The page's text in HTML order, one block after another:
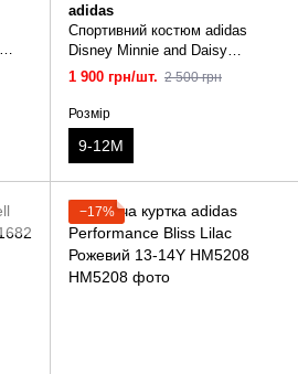
adidas
Спортивний костюм adidas
Disney Minnie and Daisy
Різнольоровий 9-12M IZ2835
1 900 грн/шт. 2 500 грн
Розмір
9-12M
−17%